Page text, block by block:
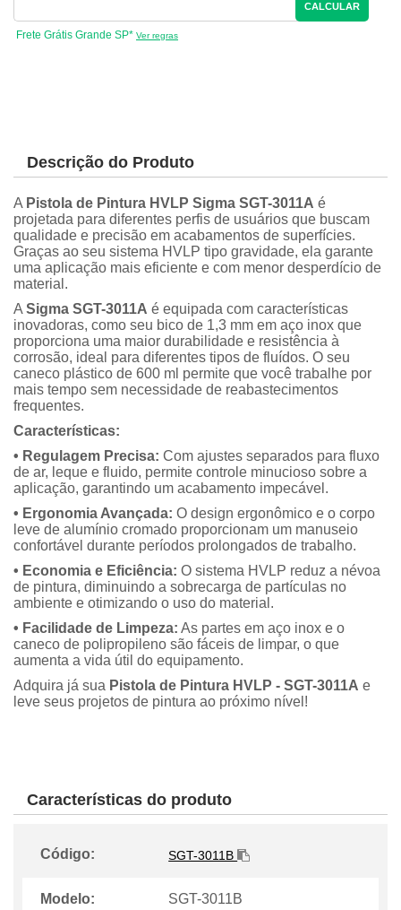
CALCULAR
Frete Grátis Grande SP* Ver regras
Descrição do Produto
A Pistola de Pintura HVLP Sigma SGT-3011A é
projetada para diferentes perfis de usuários que buscam
qualidade e precisão em acabamentos de superfícies.
Graças ao seu sistema HVLP tipo gravidade, ela garante
uma aplicação mais eficiente e com menor desperdício de
material.
A Sigma SGT-3011A é equipada com características
inovadoras, como seu bico de 1,3 mm em aço inox que
proporciona uma maior durabilidade e resistência à
corrosão, ideal para diferentes tipos de fluídos. O seu
caneco plástico de 600 ml permite que você trabalhe por
mais tempo sem necessidade de reabastecimentos
frequentes.
Características:
• Regulagem Precisa: Com ajustes separados para fluxo
de ar, leque e fluido, permite controle minucioso sobre a
aplicação, garantindo um acabamento impecável.
• Ergonomia Avançada: O design ergonômico e o corpo
leve de alumínio cromado proporcionam um manuseio
confortável durante períodos prolongados de trabalho.
• Economia e Eficiência: O sistema HVLP reduz a névoa
de pintura, diminuindo a sobrecarga de partículas no
ambiente e otimizando o uso do material.
• Facilidade de Limpeza: As partes em aço inox e o
caneco de polipropileno são fáceis de limpar, o que
aumenta a vida útil do equipamento.
Adquira já sua Pistola de Pintura HVLP - SGT-3011A e
leve seus projetos de pintura ao próximo nível!
Características do produto
Código: SGT-3011B
Modelo: SGT-3011B